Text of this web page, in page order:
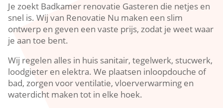
Je zoekt Badkamer renovatie Gasteren die netjes en
snel is. Wij van Renovatie Nu maken een slim
ontwerp en geven een vaste prijs, zodat je weet waar
je aan toe bent.
Wij regelen alles in huis sanitair, tegelwerk, stucwerk,
loodgieter en elektra. We plaatsen inloopdouche of
bad, zorgen voor ventilatie, vloerverwarming en
waterdicht maken tot in elke hoek.